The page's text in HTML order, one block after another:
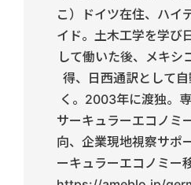
こ）ドイツ在住、ハイ
イド。土木工学を学び
して働いた後、メキシ
得、日西通訳として
く。2003年に渡独。
サーキュラーエコノミ
向、企業現地視察サポ
ーキュラーエコノミー